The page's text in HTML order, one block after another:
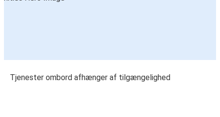
Tjenester ombord afhænger af tilgængelighed